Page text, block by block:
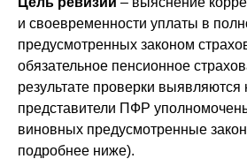
и своевременности уплаты в
предусмотренных законом
обязательное пенсионное
результате проверки
представители ПФР
виновных предусмотренные
подробнее ниже).